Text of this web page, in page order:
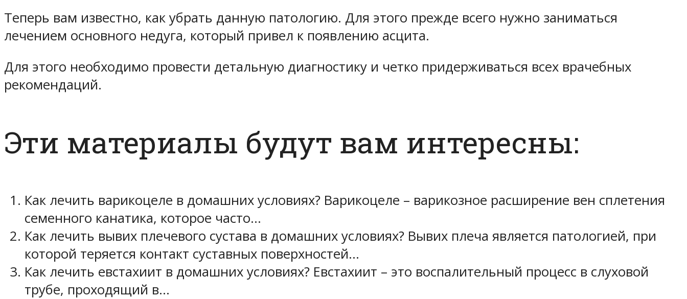
Теперь вам известно, как убрать данную патологию. Для этого прежде всего нужно заниматься
лечением основного недуга, который привел к появлению асцита.
Для этого необходимо провести детальную диагностику и четко придерживаться всех врачебных
рекомендаций.
Эти материалы будут вам интересны:
Как лечить варикоцеле в домашних условиях? Варикоцеле – варикозное расширение вен сплетения
семенного канатика, которое часто…
Как лечить вывих плечевого сустава в домашних условиях? Вывих плеча является патологией, при
которой теряется контакт суставных поверхностей…
Как лечить евстахиит в домашних условиях? Евстахиит – это воспалительный процесс в слуховой
трубе, проходящий в…